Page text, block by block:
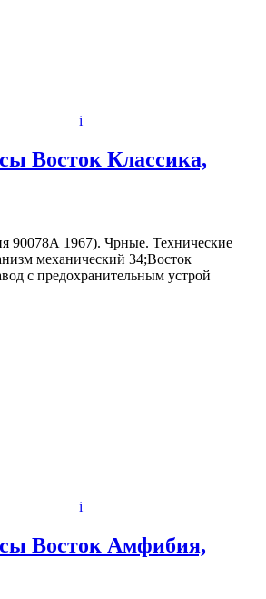
i
Восток Классика,
90078А 1967). Чрные. Технические
механический 34;Восток
с предохранительным устрой
i
Восток Амфибия,